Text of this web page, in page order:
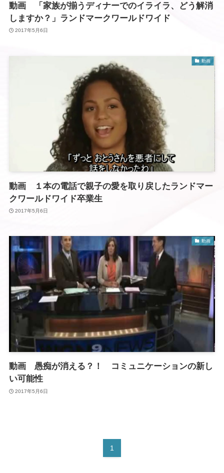
動画 「家族が揃うディナーでのイライラ、どう解消
しますか？」ランドマークワールドワイド
2017年5月6日
動画
動画 １本の電話で親子の愛を取り戻したランドマー
クワールドワイド卒業生
2017年5月6日
動画
動画 愚痴が消える？！ コミュニケーションの新し
い可能性
2017年5月6日
1